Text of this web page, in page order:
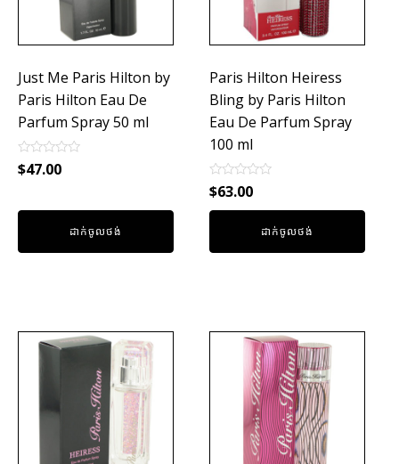
Just Me Paris Hilton by
Paris Hilton Eau De
Parfum Spray 50 ml
Rated
0
5
$47.00
ដាក់ចូលថង់
Paris Hilton Heiress
Bling by Paris Hilton
Eau De Parfum Spray
100 ml
Rated
0
out
$63.00
ដាក់ចូលថង់